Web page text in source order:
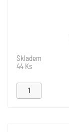
Skladem
44 Ks